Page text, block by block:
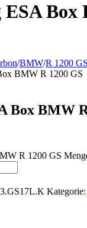
Box
/BMW/R 1200
BMW R 1200 GS
Box BMW
R 1200 GS
Kategorie: